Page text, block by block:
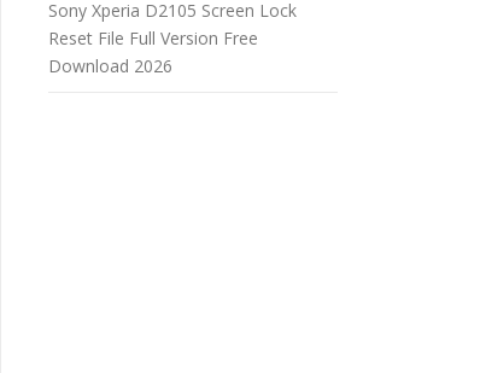
Sony Xperia D2105 Screen Lock
Reset File Full Version Free
Download 2026